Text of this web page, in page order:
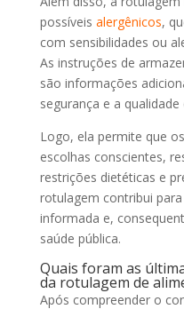
possíveis alergênicos,
com sensibilidades ou
As instruções de
são informações
segurança e a
Logo, ela permite que
escolhas conscientes,
restrições dietéticas e
rotulagem contribui
informada e,
saúde pública.
Quais foram as
da rotulagem de
Após compreender o